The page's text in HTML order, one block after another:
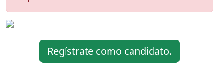
Regístrate como candidato.